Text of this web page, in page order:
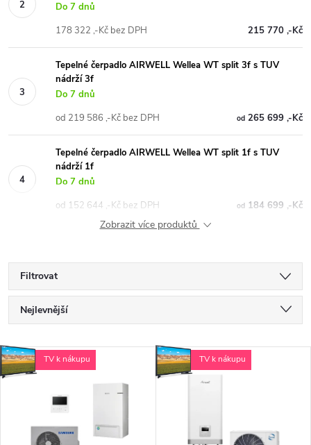
Do 7 dnů
215 770 ,-Kč
178 322 ,-Kč bez DPH
Tepelné čerpadlo AIRWELL Wellea WT split 3f s TUV
nádrží 3f
Do 7 dnů
od265 699 ,-Kč
od 219 586 ,-Kč bez DPH
Tepelné čerpadlo AIRWELL Wellea WT split 1f s TUV
nádrží 1f
Do 7 dnů
od184 699 ,-Kč
od 152 644 ,-Kč bez DPH
Zobrazit více produktů
Filtrovat
Ř
a
z
Nejlevnější
Nejprodávanější
Abecedně
V
TV k nákupu TV k nákupu